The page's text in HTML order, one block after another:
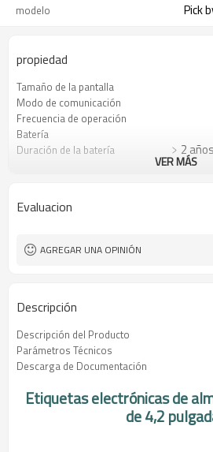
modelo Pick
propiedad
Tamaño de la pantalla
Modo de comunicación
Frecuencia de operación
Batería
Duración de la batería ﹥2
Pantalla
VER MÁS
Evaluacion
AGREGAR UNA OPINIÓN
Descripción
Descripción del Producto
Parámetros Técnicos
Descarga de Documentación
Etiquetas electrónicas de
de 4,2